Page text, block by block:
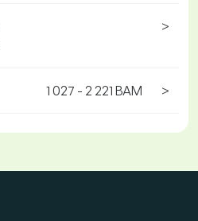
>
1 027 - 2 221 BAM >